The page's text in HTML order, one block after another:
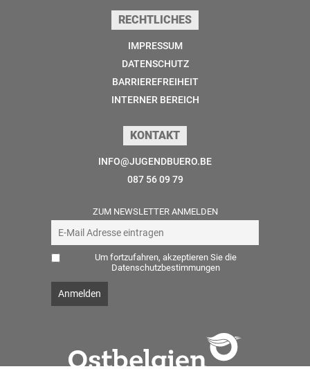
RECHTLICHES
IMPRESSUM
DATENSCHUTZ
BARRIEREFREIHEIT
INTERNER BEREICH
KONTAKT
INFO@JUGENDBUERO.BE
087 56 09 79
ZUM NEWSLETTER ANMELDEN
Um fortzufahren, akzeptieren Sie die
Datenschutzbestimmungen